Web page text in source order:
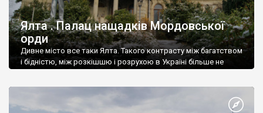
Ялта . Палац нащадків Мордовської
орди
Дивне місто все таки Ялта. Такого контрасту між багатством
і бідністю, між розкішшю і розрухою в Україні більше не